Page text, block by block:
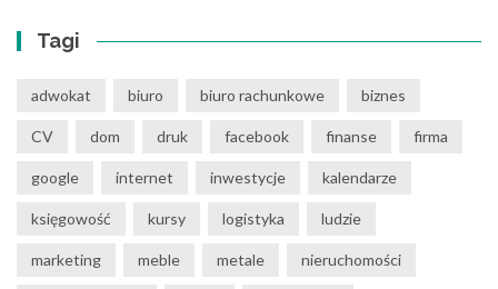
Tagi
adwokat biuro biuro rachunkowe biznes
CV dom druk facebook finanse firma
google internet inwestycje kalendarze
księgowość kursy logistyka ludzie
marketing meble metale nieruchomości